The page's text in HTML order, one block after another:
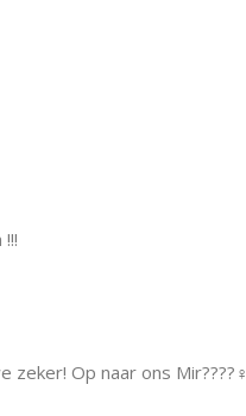
zeker! Op naar ons Mir????‍♀️